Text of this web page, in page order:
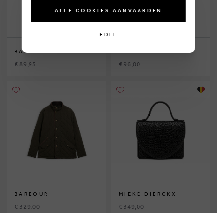
BARBOUR
€ 89,95
AO76
€ 96,00
BARBOUR
€ 329,00
MIEKE DIERCKX
€ 349,00
ALLE COOKIES AANVAARDEN
EDIT